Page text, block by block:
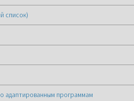
список)
адаптированным программам